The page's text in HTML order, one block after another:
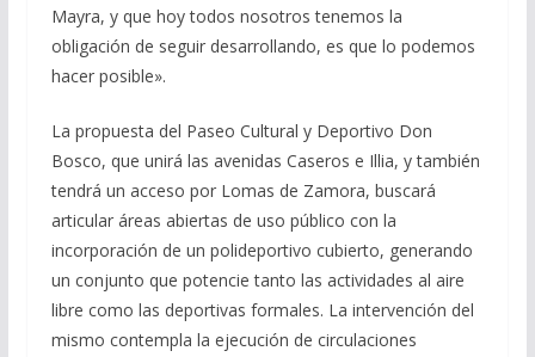
Mayra, y que hoy todos nosotros tenemos la
obligación de seguir desarrollando, es que lo podemos
hacer posible».
La propuesta del Paseo Cultural y Deportivo Don
Bosco, que unirá las avenidas Caseros e Illia, y también
tendrá un acceso por Lomas de Zamora, buscará
articular áreas abiertas de uso público con la
incorporación de un polideportivo cubierto, generando
un conjunto que potencie tanto las actividades al aire
libre como las deportivas formales. La intervención del
mismo contempla la ejecución de circulaciones